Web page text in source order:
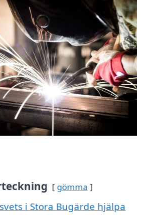
gömma
i Stora Bugärde hjälpa